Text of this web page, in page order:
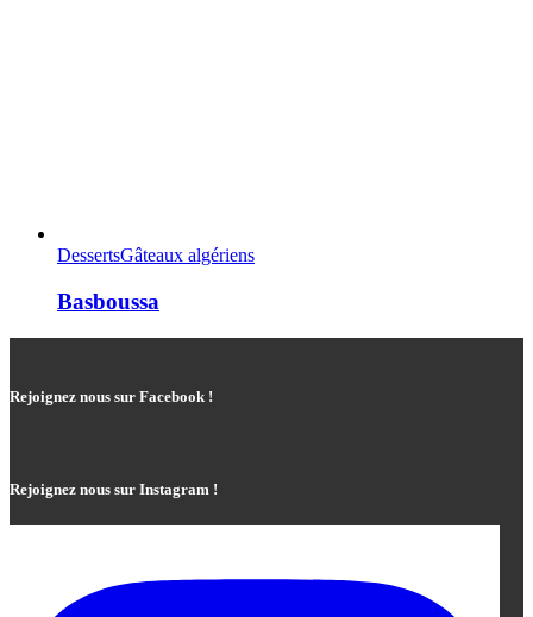
DessertsGâteaux algériens
Basboussa
Rejoignez nous sur Facebook !
Rejoignez nous sur Instagram !